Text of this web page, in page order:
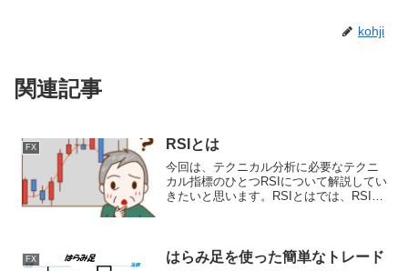
kohji
関連記事
FX RSIとは
今回は、テクニカル分析に必要なテクニ
カル指標のひとつRSIについて解説してい
きたいと思います。RSIとはでは、RSIに
かる指標の...
FX はらみ足を使った簡単なトレード